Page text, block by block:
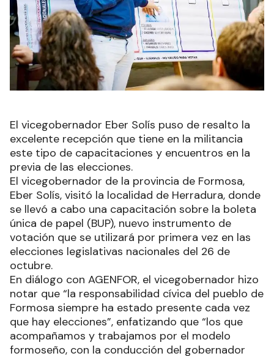
El vicegobernador Eber Solís puso de resalto la
excelente recepción que tiene en la militancia
este tipo de capacitaciones y encuentros en la
previa de las elecciones.
El vicegobernador de la provincia de Formosa,
Eber Solís, visitó la localidad de Herradura, donde
se llevó a cabo una capacitación sobre la boleta
única de papel (BUP), nuevo instrumento de
votación que se utilizará por primera vez en las
elecciones legislativas nacionales del 26 de
octubre.
En diálogo con AGENFOR, el vicegobernador hizo
notar que “la responsabilidad cívica del pueblo de
Formosa siempre ha estado presente cada vez
que hay elecciones”, enfatizando que “los que
acompañamos y trabajamos por el modelo
formoseño, con la conducción del gobernador